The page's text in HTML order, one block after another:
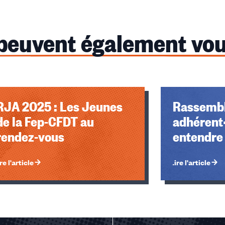
également
2025 : Les Jeunes
la Fep-CFDT au
vous
l'article Lire l'article